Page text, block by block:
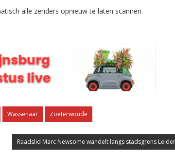
alle zenders opnieuw te laten scannen.
Wassenaar Zoeterwoude
Raadslid Marc Newsome wandelt langs stadsgrens